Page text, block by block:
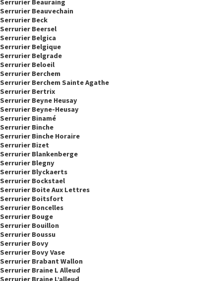
Serrurier Beauraing
Serrurier Beauvechain
Serrurier Beck
Serrurier Beersel
Serrurier Belgica
Serrurier Belgique
Serrurier Belgrade
Serrurier Beloeil
Serrurier Berchem
Serrurier Berchem Sainte Agathe
Serrurier Bertrix
Serrurier Beyne Heusay
Serrurier Beyne-Heusay
Serrurier Binamé
Serrurier Binche
Serrurier Binche Horaire
Serrurier Bizet
Serrurier Blankenberge
Serrurier Blegny
Serrurier Blyckaerts
Serrurier Bockstael
Serrurier Boite Aux Lettres
Serrurier Boitsfort
Serrurier Boncelles
Serrurier Bouge
Serrurier Bouillon
Serrurier Boussu
Serrurier Bovy
Serrurier Bovy Vase
Serrurier Brabant Wallon
Serrurier Braine L Alleud
Serrurier Braine L’alleud